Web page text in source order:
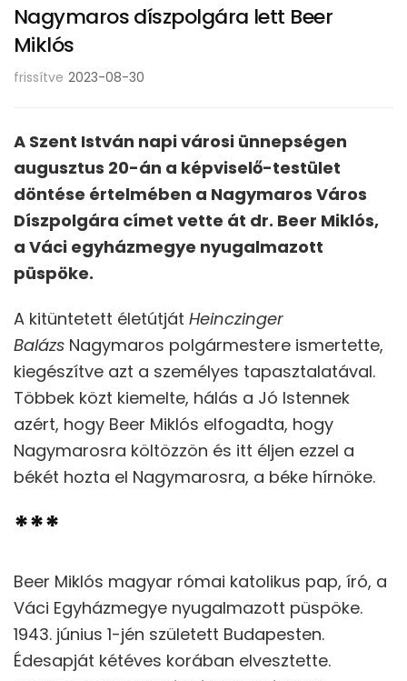
Nagymaros díszpolgára lett Beer
Miklós
frissítve 2023-08-30
A Szent István napi városi ünnepségen
augusztus 20-án a képviselő-testület
döntése értelmében a Nagymaros Város
Díszpolgára címet vette át dr. Beer Miklós,
a Váci egyházmegye nyugalmazott
püspöke.
A kitüntetett életútját Heinczinger
Balázs Nagymaros polgármestere ismertette,
kiegészítve azt a személyes tapasztalatával.
Többek közt kiemelte, hálás a Jó Istennek
azért, hogy Beer Miklós elfogadta, hogy
Nagymarosra költözzön és itt éljen ezzel a
békét hozta el Nagymarosra, a béke hírnöke.
***
Beer Miklós magyar római katolikus pap, író, a
Váci Egyházmegye nyugalmazott püspöke.
1943. június 1-jén született Budapesten.
Édesapját kétéves korában elvesztette.